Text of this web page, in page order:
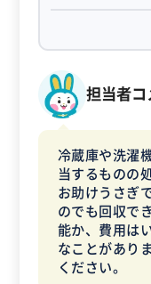
担当者コ
冷蔵庫や洗濯
当するものの
お助けうさぎ
のでも回収で
能か、費用は
なことがあり
ください。